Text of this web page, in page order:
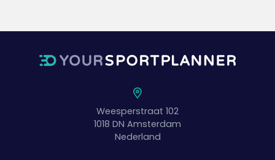
Weesperstraat 102
1018 DN Amsterdam
Nederland